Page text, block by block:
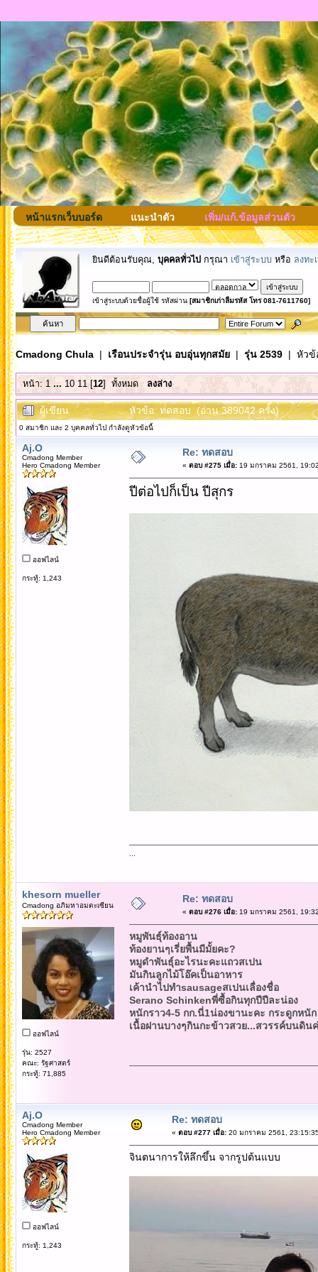
หน้าแรกเว็บบอร์ด แนะนำตัว เพิ่ม/แก้.ข้อมูลส่วนตัว
ยินดีต้อนรับคุณ, บุคคลทั่วไป กรุณา เข้าสู่ระบบ หรือ ลงทะ
เข้าสู่ระบบด้วยชื่อผู้ใช้ รหัสผ่าน [สมาชิกเก่าลืมรหัส โทร 081-7611760]
Cmadong Chula| เรือนประจำรุ่น อบอุ่นทุกสมัย| รุ่น 2539| หัวข้
หน้า:1 ... 10 11[12] ทั้งหมด ลงล่าง
ผู้เขียน หัวข้อ: ทดสอบ (อ่าน 389042 ครั้ง)
0 สมาชิก และ 2 บุคคลทั่วไป กำลังดูหัวข้อนี้
Aj.O
Cmadong Member
Hero Cmadong Member
ออฟไลน์
กระทู้: 1,243
Re: ทดสอบ
« ตอบ #275 เมื่อ:19 มกราคม 2561,
ปีต่อไปก็เป็น ปีสุกร
khesorn mueller
Cmadong อภิมหาอมตะเซียน
ออฟไลน์
รุ่น: 2527
คณะ: รัฐศาสตร์
กระทู้: 71,885
Re: ทดสอบ
« ตอบ #276 เมื่อ:19 มกราคม 2561,
หมูพันธุ์ท้องอาน
ท้องยานๆเรี่ยพื้นมีมั้ยคะ?
หมูดำพันธุ์อะไรนะคะแถวสเปน
มันกินลูกไม้โอ๊คเป็นอาหาร
เค้านำไปทำsausageสเปนเลื่องชื่อ
Serano Schinkenพี่ซื้อกินทุกปีปีละน่อง
หนักราว4-5 กก.นี่1น่องขานะคะ กระดูกหนัก
เนื้อฝานบางๆกินกะข้าวสวย...สวรรค์บนดิน
Aj.O
Cmadong Member
Hero Cmadong Member
ออฟไลน์
กระทู้: 1,243
Re: ทดสอบ
« ตอบ #277 เมื่อ:20 มกราคม 2561,
จินตนาการให้ลึกขึ้น จากรูปต้นแบบ